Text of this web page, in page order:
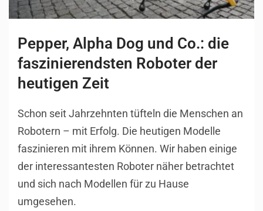
Pepper, Alpha Dog und Co.: die
faszinierendsten Roboter der
heutigen Zeit
Schon seit Jahrzehnten tüfteln die Menschen an
Robotern – mit Erfolg. Die heutigen Modelle
faszinieren mit ihrem Können. Wir haben einige
der interessantesten Roboter näher betrachtet
und sich nach Modellen für zu Hause
umgesehen.